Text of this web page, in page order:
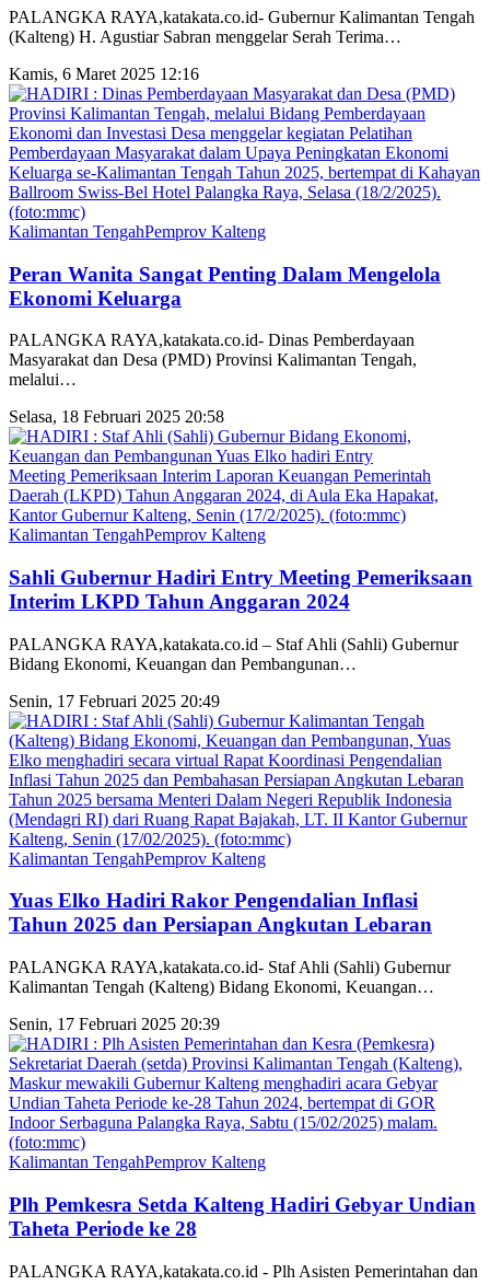
PALANGKA RAYA,katakata.co.id- Gubernur Kalimantan Tengah
(Kalteng) H. Agustiar Sabran menggelar Serah Terima…
Kamis, 6 Maret 2025 12:16
Kalimantan TengahPemprov Kalteng
Peran Wanita Sangat Penting Dalam Mengelola
Ekonomi Keluarga
PALANGKA RAYA,katakata.co.id- Dinas Pemberdayaan
Masyarakat dan Desa (PMD) Provinsi Kalimantan Tengah,
melalui…
Selasa, 18 Februari 2025 20:58
Kalimantan TengahPemprov Kalteng
Sahli Gubernur Hadiri Entry Meeting Pemeriksaan
Interim LKPD Tahun Anggaran 2024
PALANGKA RAYA,katakata.co.id – Staf Ahli (Sahli) Gubernur
Bidang Ekonomi, Keuangan dan Pembangunan…
Senin, 17 Februari 2025 20:49
Kalimantan TengahPemprov Kalteng
Yuas Elko Hadiri Rakor Pengendalian Inflasi
Tahun 2025 dan Persiapan Angkutan Lebaran
PALANGKA RAYA,katakata.co.id- Staf Ahli (Sahli) Gubernur
Kalimantan Tengah (Kalteng) Bidang Ekonomi, Keuangan…
Senin, 17 Februari 2025 20:39
Kalimantan TengahPemprov Kalteng
Plh Pemkesra Setda Kalteng Hadiri Gebyar Undian
Taheta Periode ke 28
PALANGKA RAYA,katakata.co.id - Plh Asisten Pemerintahan dan